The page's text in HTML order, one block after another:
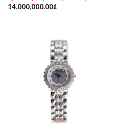
14,000,000.00₫